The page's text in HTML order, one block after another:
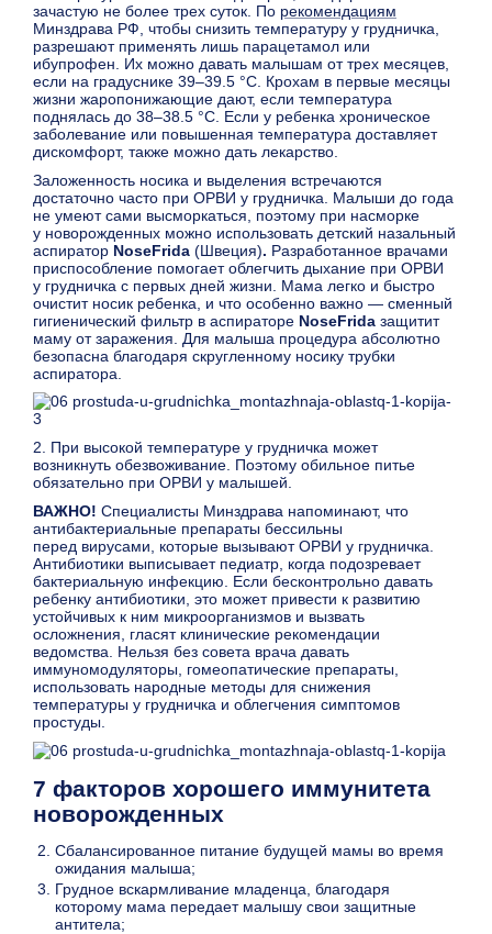
зачастую не более трех суток. По рекомендациям
Минздрава РФ, чтобы снизить температуру у грудничка,
разрешают применять лишь парацетамол или
ибупрофен. Их можно давать малышам от трех месяцев,
если на градуснике 39–39.5 °С. Крохам в первые месяцы
жизни жаропонижающие дают, если температура
поднялась до 38–38.5 °С. Если у ребенка хроническое
заболевание или повышенная температура доставляет
дискомфорт, также можно дать лекарство.
Заложенность носика и выделения встречаются
достаточно часто при ОРВИ у грудничка. Малыши до года
не умеют сами высморкаться, поэтому при насморке
у новорожденных можно использовать детский назальный
аспиратор NoseFrida (Швеция). Разработанное врачами
приспособление помогает облегчить дыхание при ОРВИ
у грудничка с первых дней жизни. Мама легко и быстро
очистит носик ребенка, и что особенно важно — сменный
гигиенический фильтр в аспираторе NoseFrida защитит
маму от заражения. Для малыша процедура абсолютно
безопасна благодаря скругленному носику трубки
аспиратора.
2. При высокой температуре у грудничка может
возникнуть обезвоживание. Поэтому обильное питье
обязательно при ОРВИ у малышей.
ВАЖНО! Специалисты Минздрава напоминают, что
антибактериальные препараты бессильны
перед вирусами, которые вызывают ОРВИ у грудничка.
Антибиотики выписывает педиатр, когда подозревает
бактериальную инфекцию. Если бесконтрольно давать
ребенку антибиотики, это может привести к развитию
устойчивых к ним микроорганизмов и вызвать
осложнения, гласят клинические рекомендации
ведомства. Нельзя без совета врача давать
иммуномодуляторы, гомеопатические препараты,
использовать народные методы для снижения
температуры у грудничка и облегчения симптомов
простуды.
7 факторов хорошего иммунитета
новорожденных
Сбалансированное питание будущей мамы во время
ожидания малыша;
Грудное вскармливание младенца, благодаря
которому мама передает малышу свои защитные
антитела;